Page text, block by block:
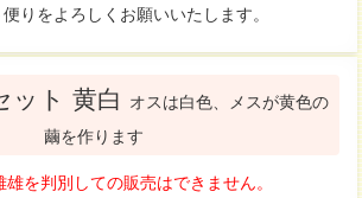
りをよろしくお願いいたします。
ット 黄白 オスは白色、メスが黄色の
繭を作ります
を判別しての販売はできません。